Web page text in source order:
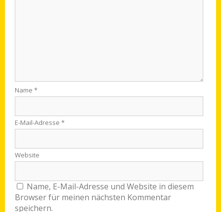
Name *
E-Mail-Adresse *
Website
Name, E-Mail-Adresse und Website in diesem
Browser für meinen nächsten Kommentar
speichern.